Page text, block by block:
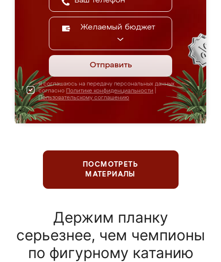
Желаемый бюджет
Отправить
Я соглашаюсь на передачу персональных данных
согласно Политике конфиденциальности
Пользовательскому соглашению
ПОСМОТРЕТЬ
МАТЕРИАЛЫ
Держим планку
серьезнее, чем чемпионы
по фигурному катанию